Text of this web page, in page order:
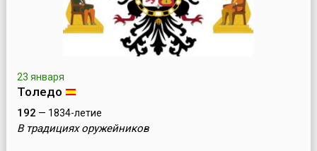
23 января
Толедо
192 — 1834-летие
В традициях оружейников